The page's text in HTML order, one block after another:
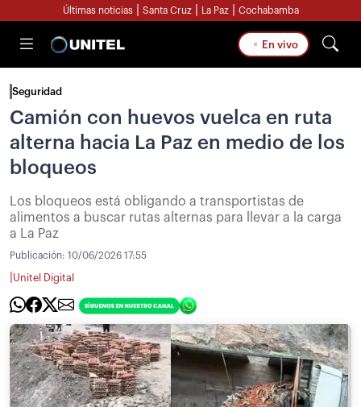
Últimas noticias Santa Cruz La Paz Cochabamba
En vivo
Seguridad
Camión con huevos vuelca en ruta
alterna hacia La Paz en medio de los
bloqueos
Los bloqueos está obligando a transportistas de
alimentos a buscar rutas alternas para llevar a la carga
a La Paz
Publicación: 10/06/2026 17:55
Unitel Digital